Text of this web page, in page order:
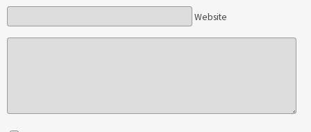
Website